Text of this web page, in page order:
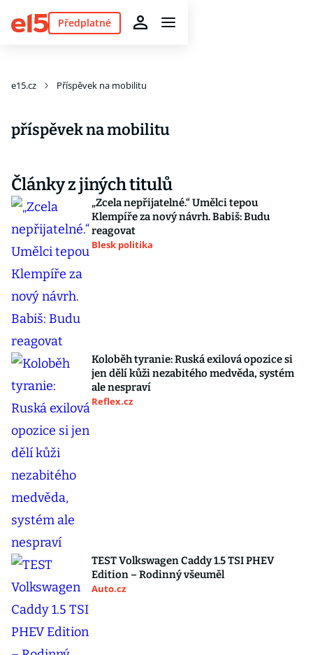
Předplatné
e15.cz Příspěvek na mobilitu
příspěvek na mobilitu
Články z jiných titulů
„Zcela nepřijatelné.“ Umělci tepou
Klempíře za nový návrh. Babiš: Budu
reagovat
Blesk politika
Koloběh tyranie: Ruská exilová opozice si
jen dělí kůži nezabitého medvěda, systém
ale nespraví
Reflex.cz
TEST Volkswagen Caddy 1.5 TSI PHEV
Edition – Rodinný všeuměl
Auto.cz